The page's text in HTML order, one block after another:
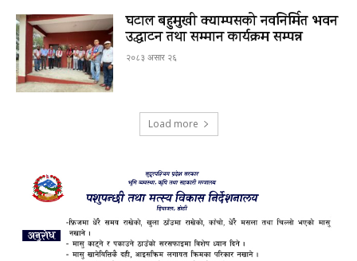
घटाल बहुमुखी क्याम्पसको नवनिर्मित भवन
उद्घाटन तथा सम्मान कार्यक्रम सम्पन्न
२०८३ असार २६
Load more